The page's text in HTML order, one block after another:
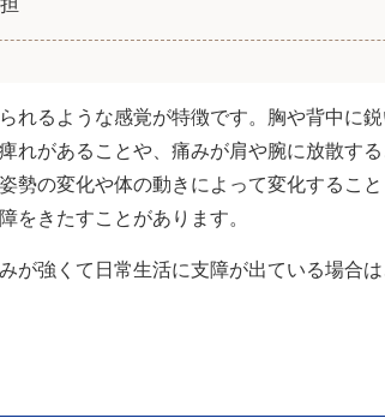
れるような感覚が特徴です。胸や背中に
れがあることや、痛みが肩や腕に放散す
勢の変化や体の動きによって変化するこ
をきたすことがあります。
が強くて日常生活に支障が出ている場合